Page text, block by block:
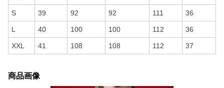
S 39 92 92 111 36
L 40 100 100 112 36
XXL 41 108 108 112 37
商品画像